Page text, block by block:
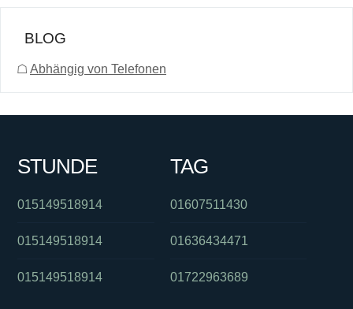
BLOG
☖ Abhängig von Telefonen
STUNDE
015149518914
015149518914
015149518914
TAG
01607511430
01636434471
01722963689